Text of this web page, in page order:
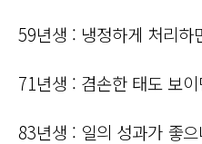
59년생 : 냉정하게 처리하
71년생 : 겸손한 태도 보
83년생 : 일의 성과가 좋